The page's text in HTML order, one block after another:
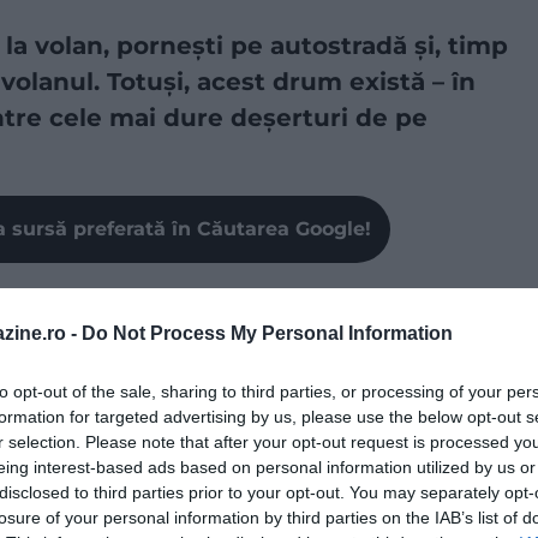
- Do Not Process My Personal Information
opt-out of the sale, sharing to third parties, or processing of your
for targeted advertising by us, please use the below opt-out
selection. Please note that after your opt-out request is processed
interest-based ads based on personal information utilized by us
to third parties prior to your opt-out. You may separately
of your personal information by third parties on the IAB’s list of
volan, pornești pe autostradă și, timp
Totuși, acest drum există – în
cele mai dure deșerturi de pe
sursă preferată în Căutarea Google!
10 străbate Rub al-Khali, cel mai mare deșert
de km aproape perfect dreaptă. Traseul deține un
națională. Anterior, titlul era deținut de Eyre
de aproximativ 146 km fără niciun viraj, peste